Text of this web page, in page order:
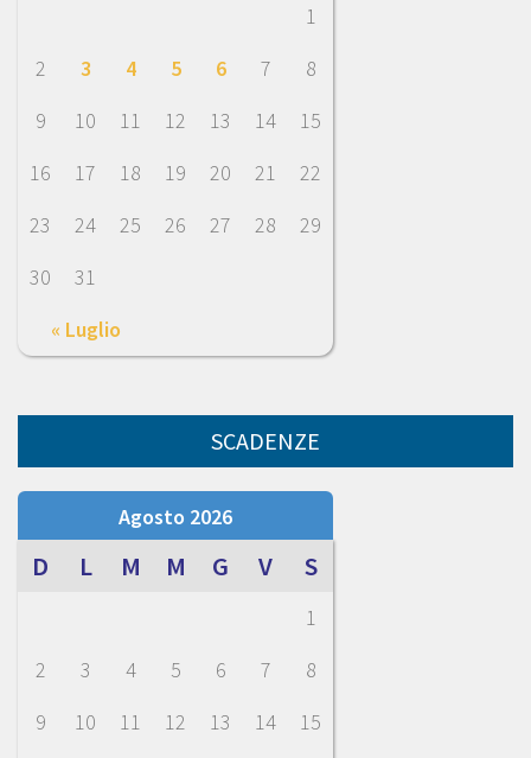
« Luglio
1
2
3 4 5 6 7
8
9
10 11 12 13 14
15
16
17 18 19 20 21
22
23
24 25 26 27 28
29
30
31
SCADENZE
Agosto 2026
D L M M G V S
1
2
3 4 5 6 7
8
9
10 11 12 13 14
15